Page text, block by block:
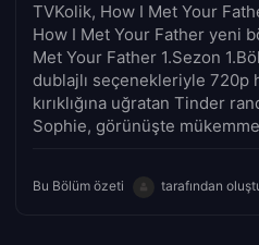
TVKolik, How I Met Your
How I Met Your Father yeni
Met Your Father 1.Sezon
dublajlı seçenekleriyle 720p
kırıklığına uğratan Tinder
Sophie, görünüşte
Bu Bölüm özeti tarafından